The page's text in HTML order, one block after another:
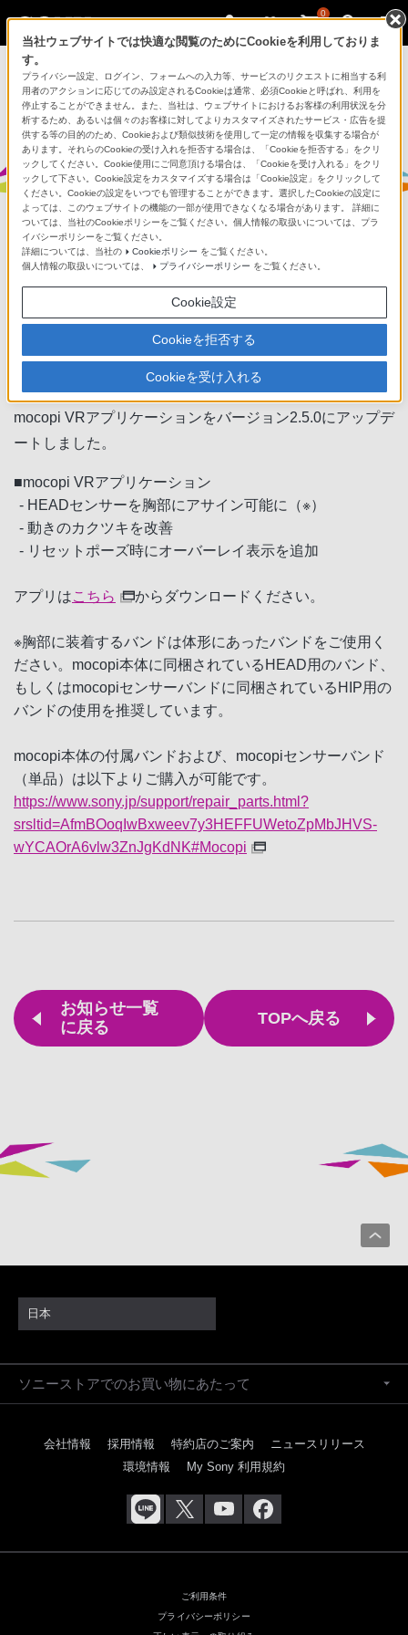
0
モバイルモーションキャプチャー mocopi（モコピ）
mocopi VRアプリケーションのアップデ
mocopi VRアプリケーションをバージョン2.5.0にアップデ
ートしました。
■mocopi VRアプリケーション
- HEADセンサーを胸部にアサイン可能に（※）
- 動きのカクツキを改善
- リセットポーズ時にオーバーレイ表示を追加
アプリはこちら からダウンロードください。
※胸部に装着するバンドは体形にあったバンドをご使用く
ださい。mocopi本体に同梱されているHEAD用のバンド、
もしくはmocopiセンサーバンドに同梱されているHIP用の
バンドの使用を推奨しています。
mocopi本体の付属バンドおよび、mocopiセンサーバンド
（単品）は以下よりご購入が可能です。
https://www.sony.jp/support/repair_parts.html?
srsltid=AfmBOoqIwBxweev7y3HEFFUWetoZpMbJHVS-
wYCAOrA6vlw3ZnJgKdNK#Mocopi
お知らせ一覧
に戻る
TOPへ戻る
日本
ソニーストアでのお買い物にあたって
会社情報 採用情報 特約店のご案内
ニュースリリース
環境情報
My Sony 利用規約
ご利用条件
プライバシーポリシー
当社ウェブサイトでは快適な閲覧のためにCookieを利用しておりま
す。
プライバシー設定、ログイン、フォームへの入力等、サービスのリクエストに相当する利
用者のアクションに応じてのみ設定されるCookieは通常、必須Cookieと呼ばれ、利用を
停止することができません。また、当社は、ウェブサイトにおけるお客様の利用状況を分
析するため、あるいは個々のお客様に対してよりカスタマイズされたサービス・広告を提
供する等の目的のため、Cookieおよび類似技術を使用して一定の情報を収集する場合が
あります。それらのCookieの受け入れを拒否する場合は、「Cookieを拒否する」をクリ
ックしてください。Cookie使用にご同意頂ける場合は、「Cookieを受け入れる」をクリ
ックして下さい。Cookie設定をカスタマイズする場合は「Cookie設定」をクリックして
ください。Cookieの設定をいつでも管理することができます。選択したCookieの設定に
よっては、このウェブサイトの機能の一部が使用できなくなる場合があります。 詳細に
ついては、当社のCookieポリシーをご覧ください。個人情報の取扱いについては、プラ
イバシーポリシーをご覧ください。
詳細については、当社の
Cookieポリシー をご覧ください。
個人情報の取扱いについては、
プライバシーポリシー をご覧ください。
Cookie設定
Cookieを拒否する
Cookieを受け入れる